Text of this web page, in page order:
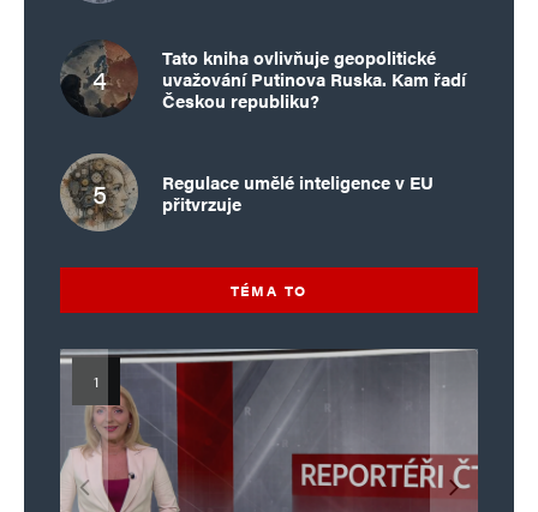
Tato kniha ovlivňuje geopolitické
uvažování Putinova Ruska. Kam řadí
Českou republiku?
Regulace umělé inteligence v EU
přitvrzuje
TÉMA TO
Islamistický teror v EU, 6. díl:
Brutální poprava 85letého
Islamistický teror v EU, 5. díl:
Mýty o Václavu Klausovi:
Pivo, jazz, hádky, loajalita
Vymíráme a politici lžou:
porodnost nezachrání